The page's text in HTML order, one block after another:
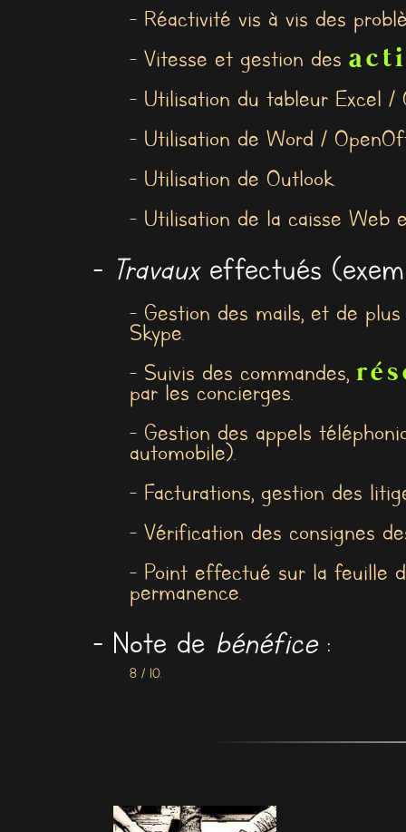
- Réactivité vis à vis des
- Vitesse et gestion des
- Utilisation du tableur Excel /
- Utilisation de Word /
- Utilisation de Outlook.
- Utilisation de la caisse Web
- Travauxeffectués
- Gestion des mails, et de
Skype.
- Suivis des commandes,
par les concierges.
- Gestion des appels
automobile).
- Facturations, gestion des
- Vérification des consignes
- Point effectué sur la feuille
permanence.
- Note de bénéfice:
8 / 10.